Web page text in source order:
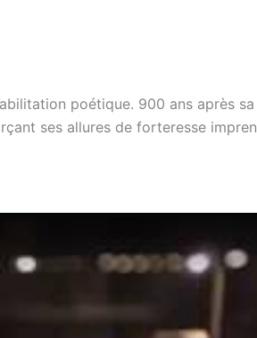
poétique. 900 ans après
ses allures de forteresse